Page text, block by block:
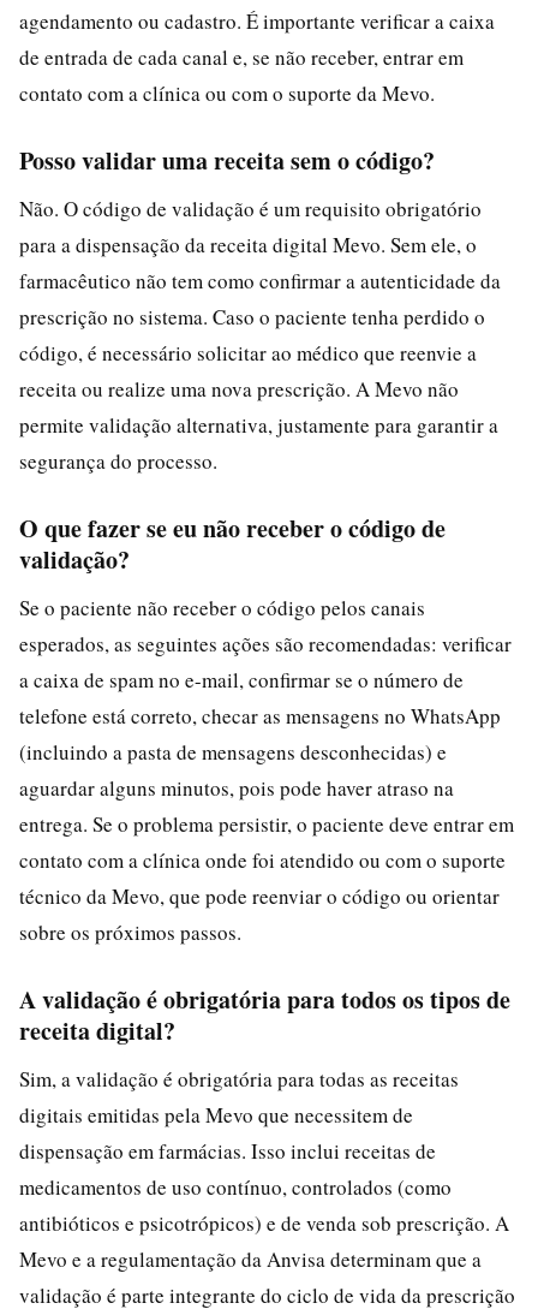
agendamento ou cadastro. É importante verificar a caixa
de entrada de cada canal e, se não receber, entrar em
contato com a clínica ou com o suporte da Mevo.
Posso validar uma receita sem o código?
Não. O código de validação é um requisito obrigatório
para a dispensação da receita digital Mevo. Sem ele, o
farmacêutico não tem como confirmar a autenticidade da
prescrição no sistema. Caso o paciente tenha perdido o
código, é necessário solicitar ao médico que reenvie a
receita ou realize uma nova prescrição. A Mevo não
permite validação alternativa, justamente para garantir a
segurança do processo.
O que fazer se eu não receber o código de
validação?
Se o paciente não receber o código pelos canais
esperados, as seguintes ações são recomendadas: verificar
a caixa de spam no e-mail, confirmar se o número de
telefone está correto, checar as mensagens no WhatsApp
(incluindo a pasta de mensagens desconhecidas) e
aguardar alguns minutos, pois pode haver atraso na
entrega. Se o problema persistir, o paciente deve entrar em
contato com a clínica onde foi atendido ou com o suporte
técnico da Mevo, que pode reenviar o código ou orientar
sobre os próximos passos.
A validação é obrigatória para todos os tipos de
receita digital?
Sim, a validação é obrigatória para todas as receitas
digitais emitidas pela Mevo que necessitem de
dispensação em farmácias. Isso inclui receitas de
medicamentos de uso contínuo, controlados (como
antibióticos e psicotrópicos) e de venda sob prescrição. A
Mevo e a regulamentação da Anvisa determinam que a
validação é parte integrante do ciclo de vida da prescrição